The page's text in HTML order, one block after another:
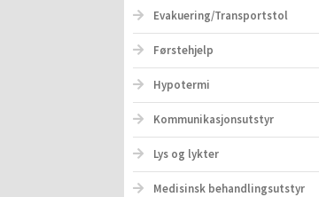
Evakuering/Transportstol
Førstehjelp
Hypotermi
Kommunikasjonsutstyr
Lys og lykter
Medisinsk behandlingsutstyr